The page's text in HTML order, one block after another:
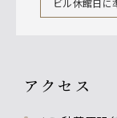
アクセス